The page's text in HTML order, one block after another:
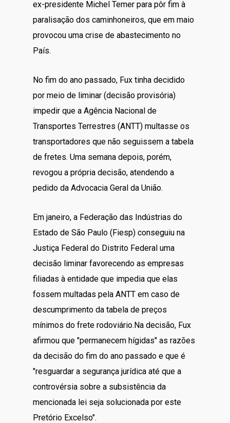
ex-presidente Michel Temer para pôr fim à
paralisação dos caminhoneiros, que em maio
provocou uma crise de abastecimento no
País.
No fim do ano passado, Fux tinha decidido
por meio de liminar (decisão provisória)
impedir que a Agência Nacional de
Transportes Terrestres (ANTT) multasse os
transportadores que não seguissem a tabela
de fretes. Uma semana depois, porém,
revogou a própria decisão, atendendo a
pedido da Advocacia Geral da União.
Em janeiro, a Federação das Indústrias do
Estado de São Paulo (Fiesp) conseguiu na
Justiça Federal do Distrito Federal uma
decisão liminar favorecendo as empresas
filiadas à entidade que impedia que elas
fossem multadas pela ANTT em caso de
descumprimento da tabela de preços
mínimos do frete rodoviário.Na decisão, Fux
afirmou que "permanecem hígidas" as razões
da decisão do fim do ano passado e que é
"resguardar a segurança jurídica até que a
controvérsia sobre a subsistência da
mencionada lei seja solucionada por este
Pretório Excelso".